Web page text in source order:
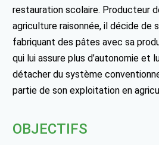
restauration scolaire. Producteur
agriculture raisonnée, il décide de
fabriquant des pâtes avec sa
qui lui assure plus d’autonomie et
détacher du système
partie de son exploitation en
OBJECTIFS